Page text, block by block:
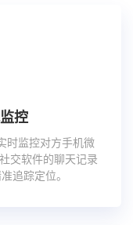
控
时监控对方手机微
交软件的聊天记录
追踪定位。